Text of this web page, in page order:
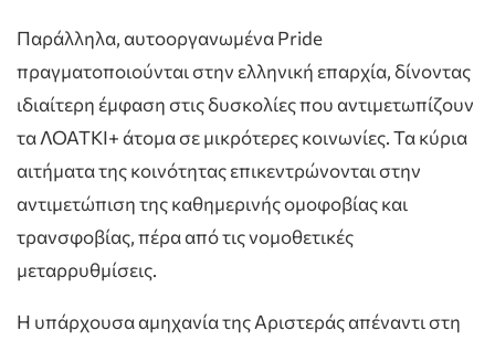
Παράλληλα, αυτοοργανωμένα Pride
πραγματοποιούνται στην ελληνική επαρχία, δίνοντας
ιδιαίτερη έμφαση στις δυσκολίες που αντιμετωπίζουν
τα ΛΟΑΤΚΙ+ άτομα σε μικρότερες κοινωνίες. Τα κύρια
αιτήματα της κοινότητας επικεντρώνονται στην
αντιμετώπιση της καθημερινής ομοφοβίας και
τρανσφοβίας, πέρα από τις νομοθετικές
μεταρρυθμίσεις.
Η υπάρχουσα αμηχανία της Αριστεράς απέναντι στη